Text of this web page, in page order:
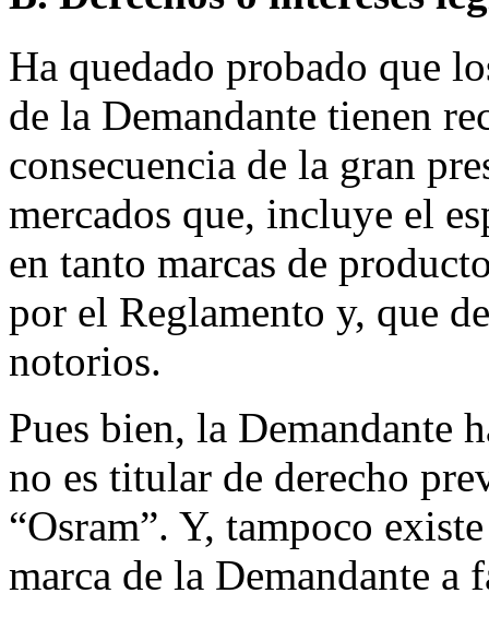
Ha quedado probado que
de la Demandante tienen
consecuencia de la gran
mercados que, incluye el
en tanto marcas de
por el Reglamento y, que
notorios.
Pues bien, la Demandante
no es titular de derecho
“Osram”. Y, tampoco
marca de la Demandante a